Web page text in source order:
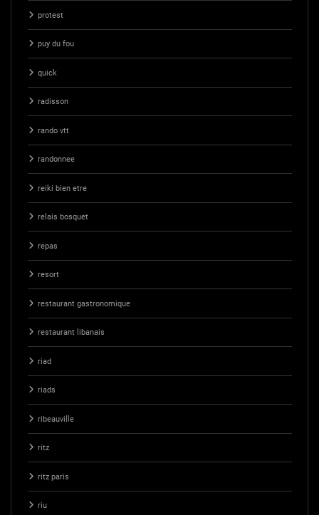
protest
puy du fou
quick
radisson
rando vtt
randonnee
reiki bien etre
relais bosquet
repas
resort
restaurant gastronomique
restaurant libanais
riad
riads
ribeauville
ritz
ritz paris
riu